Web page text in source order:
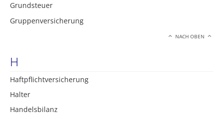
Grundsteuer
Gruppenversicherung
NACH OBEN
H
Haftpflichtversicherung
Halter
Handelsbilanz